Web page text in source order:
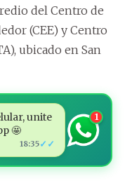
del Centro de
(CEE) y Centro
ubicado en San
unite
🤩
18:35✓✓
1